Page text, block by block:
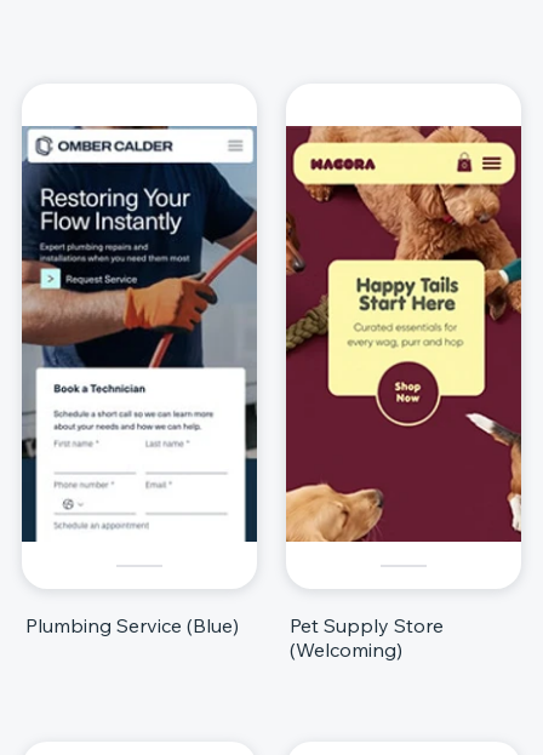
Plumbing Service (Blue)
Pet Supply Store
(Welcoming)